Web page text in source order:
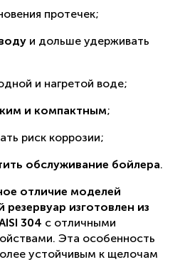
протечек;
и дольше удерживать
и нагретой воде;
и компактным;
риск коррозии;
обслуживание бойлера.
отличие моделей
изготовлен из
304 с отличными
Эта особенность
устойчивым к щелочам